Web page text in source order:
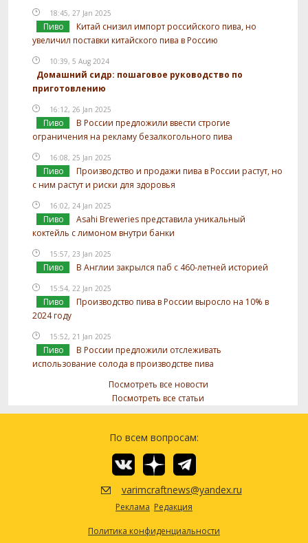
18:45, 27 Jan 2025
Пиво
Китай снизил импорт российского пива, но
увеличил поставки китайского пива в Россию
10:39, 5 Aug 2024
Домашний сидр: пошаговое руководство по
приготовлению
16:12, 26 Jan 2025
Пиво
В России предложили ввести строгие
ограничения на рекламу безалкогольного пива
16:08, 25 Jan 2025
Пиво
Производство и продажи пива в России растут, но
с ним растут и риски для здоровья
16:02, 24 Jan 2025
Пиво
Asahi Breweries представила уникальный
коктейль с лимоном внутри банки
15:57, 23 Jan 2025
Пиво В Англии закрылся паб с 460-летней историей
15:54, 22 Jan 2025
Пиво
Производство пива в России выросло на 10% в
2024 году
15:52, 21 Jan 2025
Пиво
В России предложили отслеживать
использование солода в производстве пива
Посмотреть все новости
Посмотреть все статьи
По всем вопросам:
varimcraftnews@yandex.ru
Реклама Редакция
Политика конфиденциальности